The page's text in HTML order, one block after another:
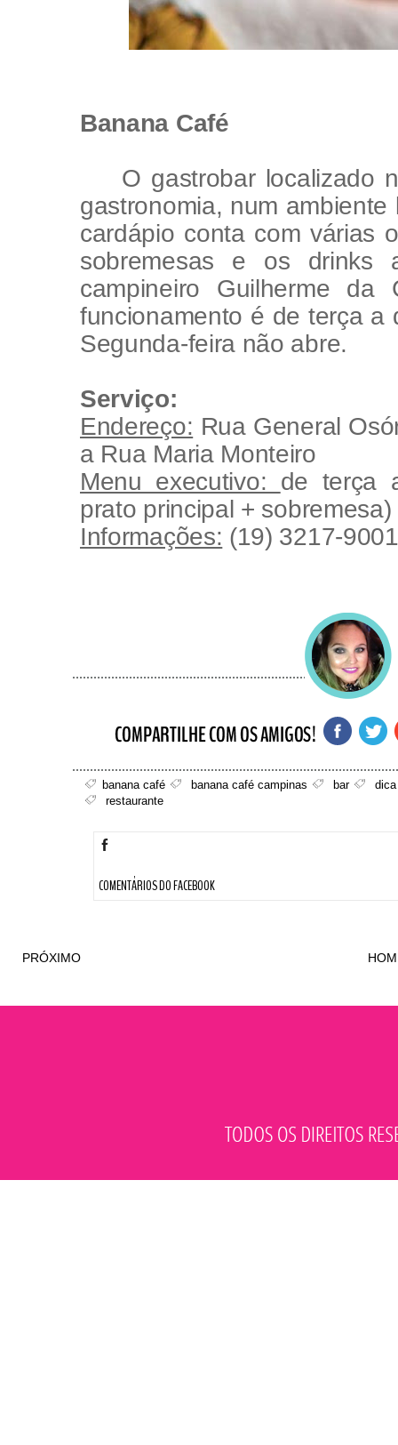
Banana Café
O gastrobar localizado
gastronomia, num
cardápio conta com várias
sobremesas e os drinks
campineiro Guilherme
funcionamento é de terça a
Segunda-feira não abre.
Serviço:
Endereço: Rua General
a Rua Maria Monteiro
Menu executivo: de terça
prato principal + sobremesa)
Informações: (19) 3217-
banana café banana café campinas bar
dica
restaurante
COMENTÁRIOS DO FACEBOOK
PRÓXIMO